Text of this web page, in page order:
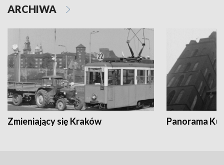
ARCHIWA
Zmieniający się Kraków Panorama